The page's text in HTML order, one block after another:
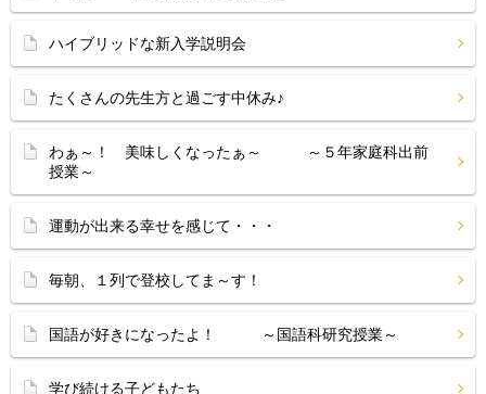
ハイブリッドな新入学説明会
たくさんの先生方と過ごす中休み♪
わぁ～！ 美味しくなったぁ～ ～５年家庭科出前
授業～
運動が出来る幸せを感じて・・・
毎朝、１列で登校してま～す！
国語が好きになったよ！ ～国語科研究授業～
学び続ける子どもたち